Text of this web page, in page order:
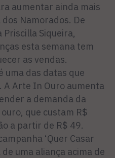
aumentar ainda mais
Namorados. De
Siqueira,
esta semana tem
as vendas.
uma das datas que
A Arte In Ouro aumenta
a demanda da
que custam R$
a partir de R$ 49.
‘Quer Casar
de uma aliança acima de